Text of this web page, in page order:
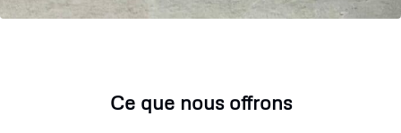
Ce que nous offrons